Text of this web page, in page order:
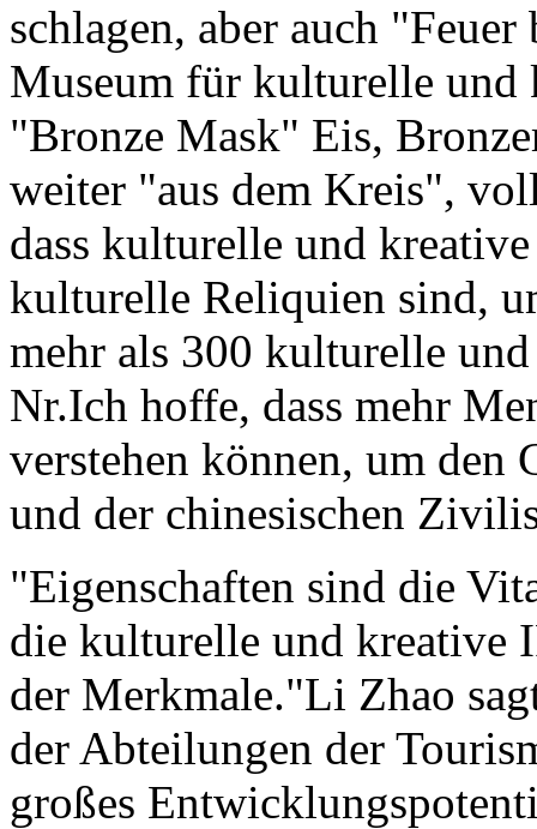
schlagen, aber auch
Museum für kulturelle und
"Bronze Mask" Eis,
weiter "aus dem Kreis",
dass kulturelle und
kulturelle Reliquien sind,
mehr als 300 kulturelle
Nr.Ich hoffe, dass mehr
verstehen können, um
und der chinesischen
"Eigenschaften sind die
die kulturelle und kreative
der Merkmale."Li Zhao
der Abteilungen der
großes